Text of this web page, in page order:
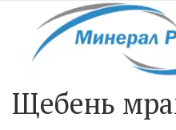
Щебень